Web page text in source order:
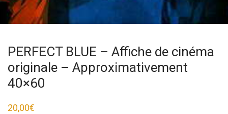
PERFECT BLUE – Affiche de cinéma
originale – Approximativement
40×60
20,00€